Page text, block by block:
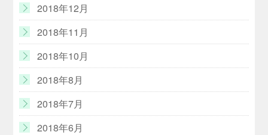
2018年12月
2018年11月
2018年10月
2018年8月
2018年7月
2018年6月